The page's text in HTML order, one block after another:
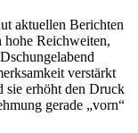
aktuellen Berichten
Reichweiten,
verstärkt
sie erhöht den Druck
gerade „vorn“